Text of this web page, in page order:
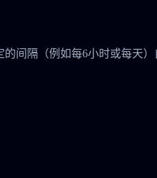
间隔（例如每6小时或每天